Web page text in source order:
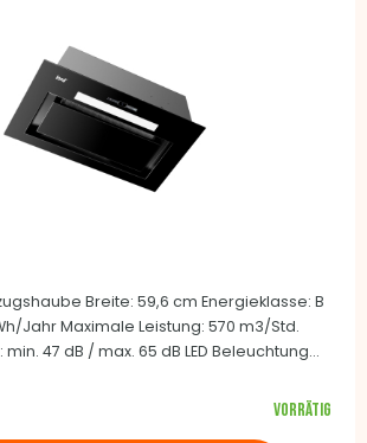
Breite: 59,6 cm Energieklasse: B
Jahr Maximale Leistung: 570 m3/Std.
47 dB / max. 65 dB LED Beleuchtung
Vorrätig